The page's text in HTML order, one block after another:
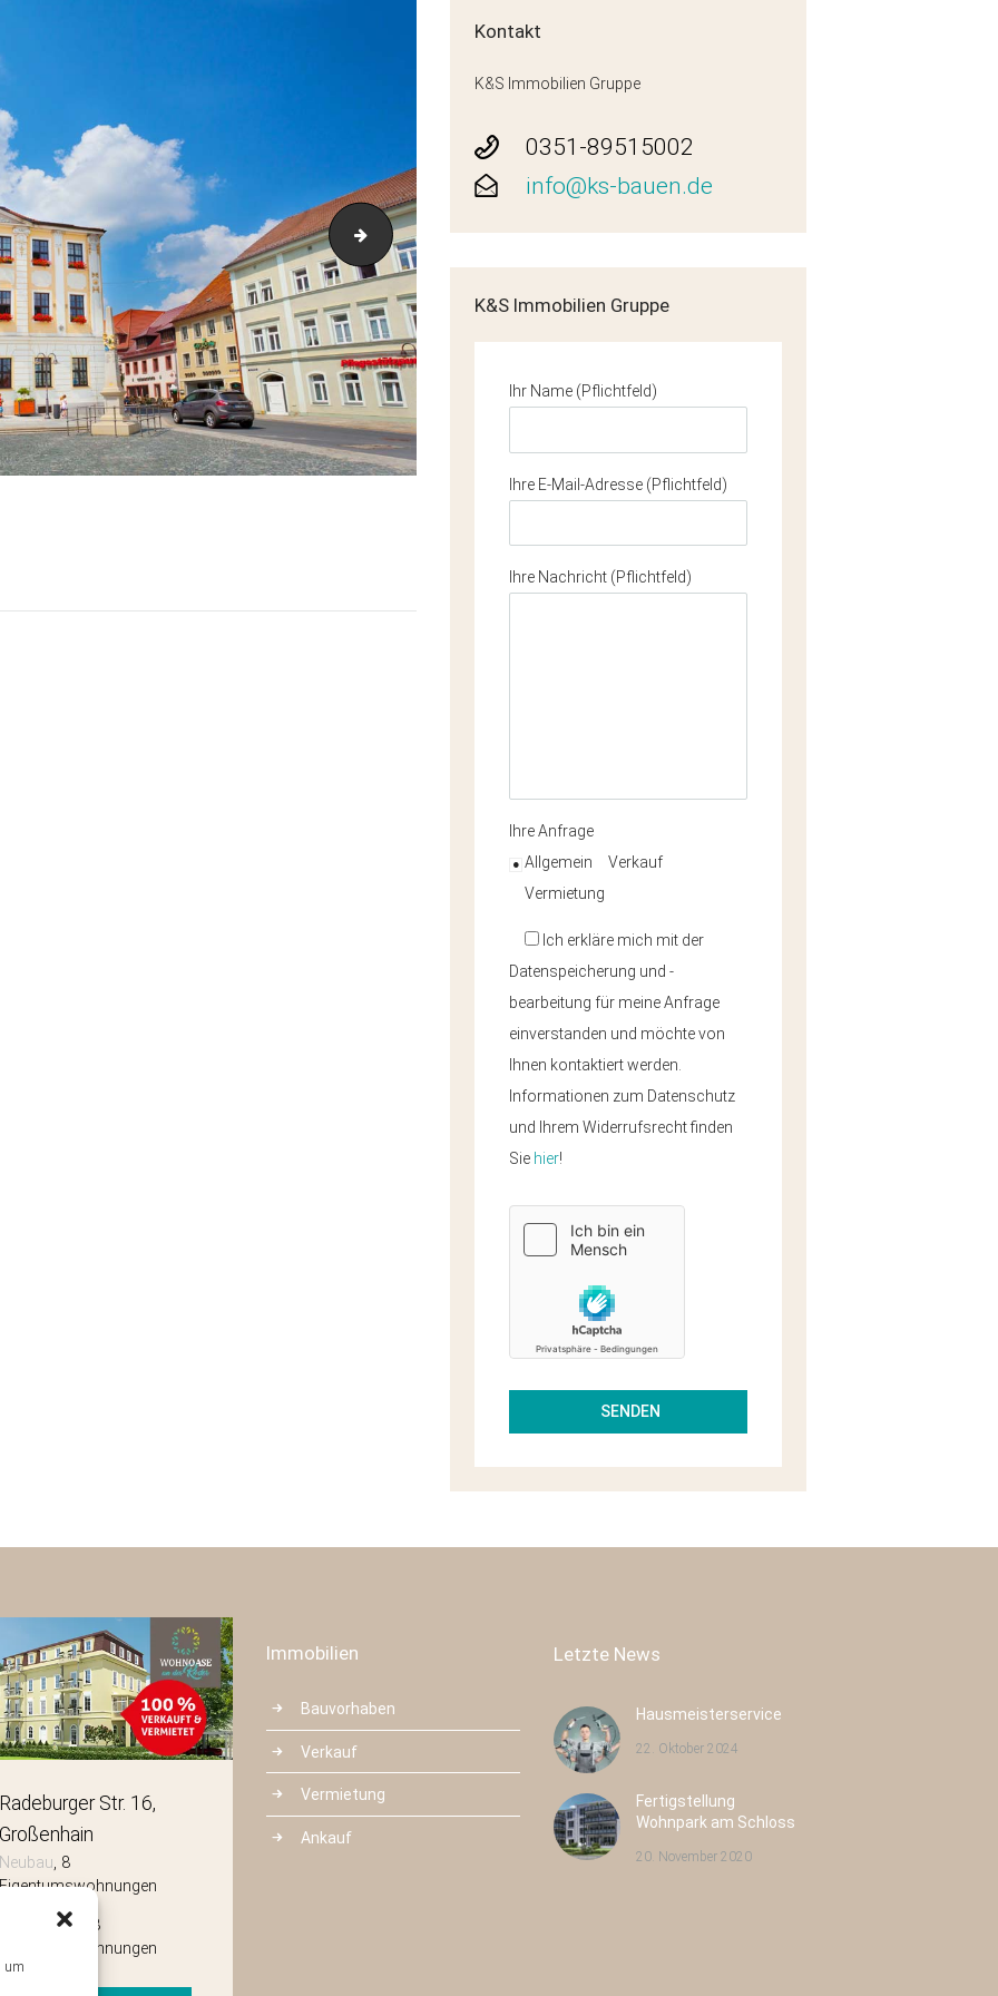
um
Radeberg
Kontakt
K&S Immobilien Gruppe
0351-89515002
info@ks-bauen.de
K&S Immobilien Gruppe
Ihr Name (Pflichtfeld)
Ihre E-Mail-Adresse (Pflichtfeld)
Ihre Nachricht (Pflichtfeld)
Ihre Anfrage
Allgemein
Verkauf
Vermietung
Ich erkläre mich mit der
Datenspeicherung und -
bearbeitung für meine Anfrage
einverstanden und möchte von
Ihnen kontaktiert werden.
Informationen zum Datenschutz
und Ihrem Widerrufsrecht finden
Sie hier!
Radeburger Str. 16
Großenhain
Neubau 8
Eigentumswohnungen
Wohnfläche:
8
Eigentumswohnungen
Mittelstraße 3
Radeberg
Pulsnitzer Straße 40
Radeberg
43
Großenhain
Immobilien
Bauvorhaben
Verkauf
Vermietung
Ankauf
Letzte News
Hausmeisterservice
22. Oktober 2024
Fertigstellung
Wohnpark am Schloss
20. November 2020